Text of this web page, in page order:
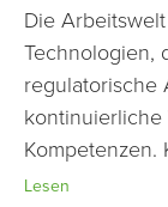
Die
Technologien,
regulatorische
Kompetenzen.
Lesen